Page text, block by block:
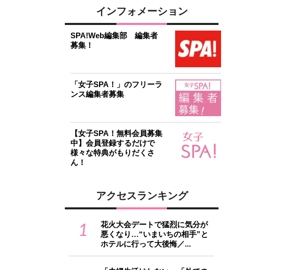
インフォメーション
SPA!Web編集部 編集者
募集！
「女子SPA！」のフリーラ
ンス編集者募集
【女子SPA！無料会員募集
中】会員登録するだけで
様々な特典がもりだくさ
ん！
アクセスランキング
1
花火大会デートで猛烈に気分が
悪くなり…“いまいちの相手”と
ホテルに行って大後悔／...